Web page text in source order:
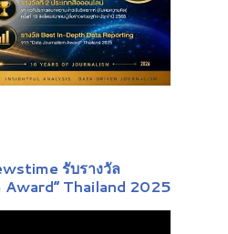
รับรางวัล
Award” Thailand 2025